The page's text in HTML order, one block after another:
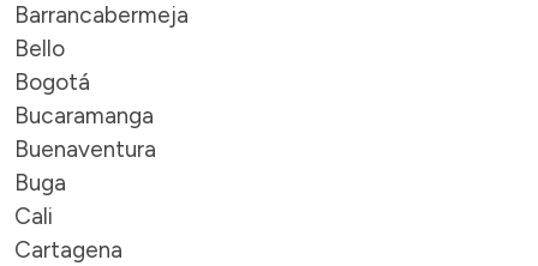
Barrancabermeja
Bello
Bogotá
Bucaramanga
Buenaventura
Buga
Cali
Cartagena